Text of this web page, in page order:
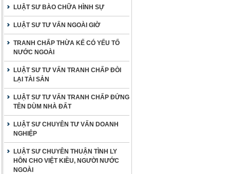
LUẬT SƯ BÀO CHỮA HÌNH SỰ
LUẬT SƯ TƯ VẤN NGOÀI GIỜ
TRANH CHẤP THỪA KẾ CÓ YẾU TỐ
NƯỚC NGOÀI
LUẬT SƯ TƯ VẤN TRANH CHẤP ĐÒI
LẠI TÀI SẢN
LUẬT SƯ TƯ VẤN TRANH CHẤP ĐỨNG
TÊN DÙM NHÀ ĐẤT
LUẬT SƯ CHUYÊN TƯ VẤN DOANH
NGHIỆP
LUẬT SƯ CHUYÊN THUẬN TÌNH LY
HÔN CHO VIỆT KIỀU, NGƯỜI NƯỚC
NGOÀI